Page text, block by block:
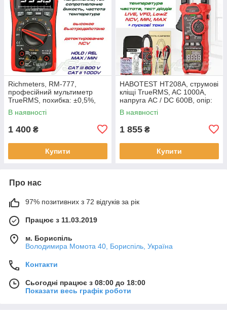
Richmeters, RM-777,
професійний мультиметр
TrueRMS, похибка: ±0,5%,
відліків: 9999, напруга:
1000В/750В, опір:
В наявності
1 400 ₴
Купити
HABOTEST HT208A, струмові
кліщі TrueRMS, AC 1000A,
напруга AC / DC 600В, опір:
60МОм, ємність:100мФ,
частота:
В наявності
1 855 ₴
Купити
Про нас
97% позитивних з 72 відгуків за рік
Працює з 11.03.2019
м. Бориспіль
Володимира Момота 40, Бориспіль, Україна
Контакти
Сьогодні працює з 08:00 до 18:00
Показати весь графік роботи